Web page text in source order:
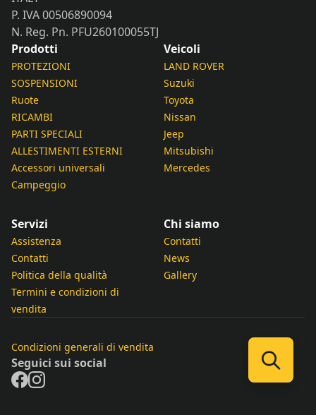
P. IVA 00506890094
N. Reg. Pn. PFU260100055TJ
Prodotti
PROTEZIONI
SOSPENSIONI
Ruote
RICAMBI
PARTI SPECIALI
ALLESTIMENTI ESTERNI
Accessori universali
Campeggio
Veicoli
LAND ROVER
Suzuki
Toyota
Nissan
Jeep
Mitsubishi
Mercedes
Servizi
Assistenza
Contatti
Politica della qualità
Termini e condizioni di
vendita
Chi siamo
Contatti
News
Gallery
Condizioni generali di vendita
Seguici sui social